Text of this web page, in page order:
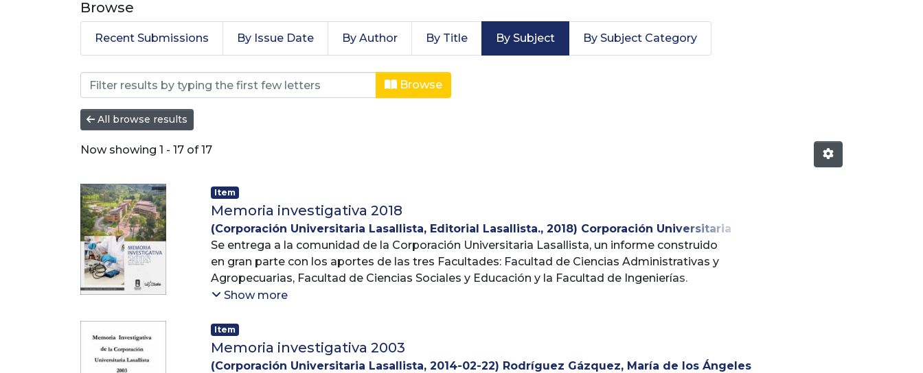
Browse
Recent Submissions By Issue Date By Author By Title By Subject By Subject Category
Browsing Memoria investigativa by Subject "Corporación Universitaria Lasallista"
Browse
All browse results
Now showing 1 - 17 of 17
Item
Memoria investigativa 2018
(Corporación Universitaria Lasallista, Editorial Lasallista., 2018) Corporación Universitaria
Lasallista; Vicerrectoría de Investigación
Se entrega a la comunidad de la Corporación Universitaria Lasallista, un informe construido
en gran parte con los aportes de las tres Facultades: Facultad de Ciencias Administrativas y
Agropecuarias, Facultad de Ciencias Sociales y Educación y la Facultad de Ingenierías.
En este importante compilado, se resaltan los logros más significativos en la función
difusión del conocimiento. Esta memoria reseña la ejecución de acciones investigativas
durante el año 2018.
Show more
Item
Memoria investigativa 2003
(Corporación Universitaria Lasallista, 2014-02-22) Rodríguez Gázquez, María de los Ángeles